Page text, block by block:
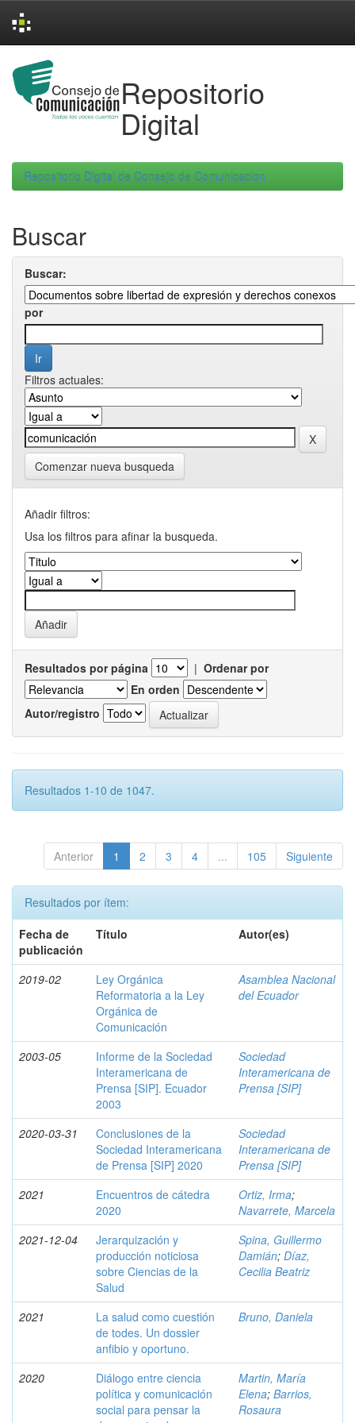
navigation
Repositorio
Digital
Repositorio Digital de Consejo de Comunicacion
Buscar
Buscar:
por
Filtros actuales:
Comenzar nueva busqueda
Añadir filtros:
Usa los filtros para afinar la busqueda.
Resultados por página | Ordenar por
En orden
Autor/registro
Resultados 1-10 de 1047.
Anterior 1 2 3 4 ... 105 Siguiente
Resultados por ítem:
Fecha de
publicación
Título Autor(es)
2019-02
Ley Orgánica
Reformatoria a la Ley
Orgánica de
Comunicación
Asamblea Nacional
del Ecuador
2003-05
Informe de la Sociedad
Interamericana de
Prensa [SIP]. Ecuador
2003
Sociedad
Interamericana de
Prensa [SIP]
2020-03-31
Conclusiones de la
Sociedad Interamericana
de Prensa [SIP] 2020
Sociedad
Interamericana de
Prensa [SIP]
2021
Encuentros de cátedra
2020
Ortiz, Irma;
Navarrete, Marcela
2021-12-04
Jerarquización y
producción noticiosa
sobre Ciencias de la
Salud
Spina, Guillermo
Damián; Díaz,
Cecilia Beatriz
2021
La salud como cuestión
de todes. Un dossier
anfibio y oportuno.
Bruno, Daniela
2020
Diálogo entre ciencia
política y comunicación
social para pensar la
Martin, María
Elena; Barrios,
Rosaura